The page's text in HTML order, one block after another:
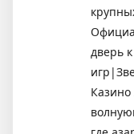
дверь